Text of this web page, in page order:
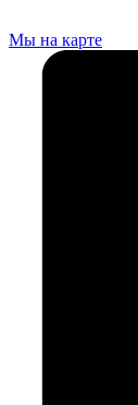
Мы на карте